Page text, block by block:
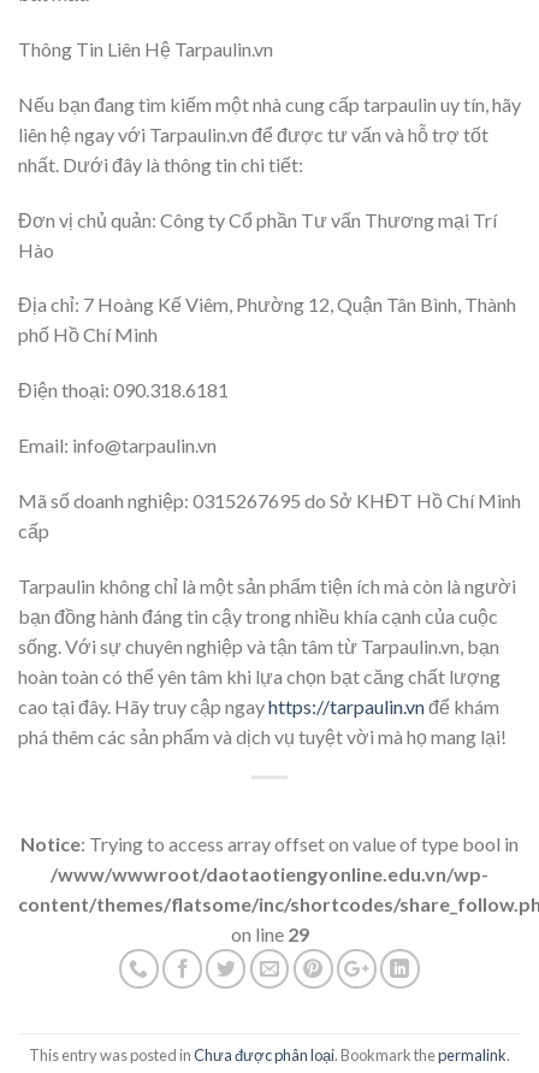
Thông Tin Liên Hệ Tarpaulin.vn
Nếu bạn đang tìm kiếm một nhà cung cấp tarpaulin uy tín, hãy
liên hệ ngay với Tarpaulin.vn để được tư vấn và hỗ trợ tốt
nhất. Dưới đây là thông tin chi tiết:
Đơn vị chủ quản: Công ty Cổ phần Tư vấn Thương mại Trí
Hào
Địa chỉ: 7 Hoàng Kế Viêm, Phường 12, Quận Tân Bình, Thành
phố Hồ Chí Minh
Điện thoại: 090.318.6181
Email: info@tarpaulin.vn
Mã số doanh nghiệp: 0315267695 do Sở KHĐT Hồ Chí Minh
cấp
Tarpaulin không chỉ là một sản phẩm tiện ích mà còn là người
bạn đồng hành đáng tin cậy trong nhiều khía cạnh của cuộc
sống. Với sự chuyên nghiệp và tận tâm từ Tarpaulin.vn, bạn
hoàn toàn có thể yên tâm khi lựa chọn bạt căng chất lượng
cao tại đây. Hãy truy cập ngayhttps://tarpaulin.vnđể khám
phá thêm các sản phẩm và dịch vụ tuyệt vời mà họ mang lại!
Notice: Trying to access array offset on value of type bool in
/www/wwwroot/daotaotiengyonline.edu.vn/wp-
content/themes/flatsome/inc/shortcodes/
on line 29
This entry was posted inChưa được phân loại. Bookmark thepermalink.